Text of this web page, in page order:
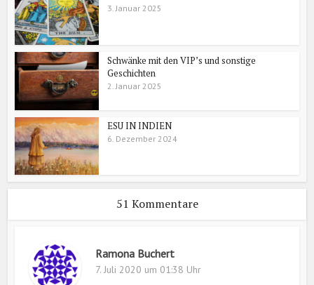
3. Januar 2025
Schwänke mit den VIP’s und sonstige
Geschichten
2. Januar 2025
ESU IN INDIEN
6. Dezember 2024
51 Kommentare
Ramona Buchert
7. Juli 2020 um 01:38 Uhr